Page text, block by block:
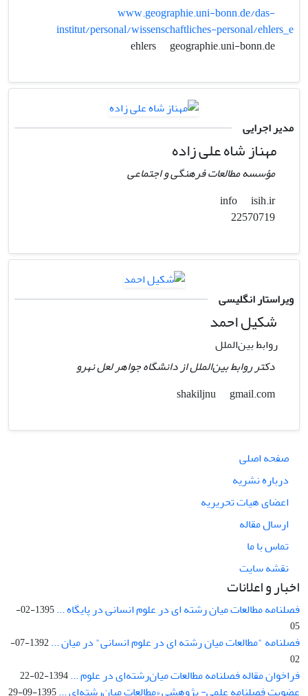
www.geographie.uni-bonn.de/das-
institut/personal/wissenschaftliches-personal/ehlers_e
geographie.uni-bonn.de
مدیر اجرایی
مهناز شاه علی زاده
مؤسسه مطالعات فرهنگی و اجتماعی
info
isih.ir
ویراستار انگلیسی
شکیل احمد
روابط بین‌الملل
دکتر روابط بین‌الملل از دانشگاه جواهر لعل نهرو
gmail.com
صفحه اصلی
درباره نشریه
اعضای هیات تحریریه
ارسال مقاله
تماس با ما
نقشه سایت
اخبار و اعلانات
فصلنامه مطالعات میان رشته ای در علوم انسانی در پایگاه ...
1395-02-
05
فصلنامه "مطالعات میان رشته ای در علوم انسانی" در میان ...
1392-07-
02
فراخوان مقاله فصلنامه مطالعات میان‌رشته‌ای در علوم ...1394-02-22